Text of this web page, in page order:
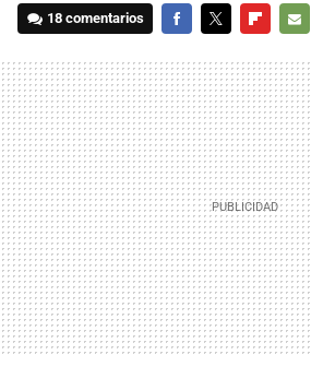
18 comentarios
MAIL